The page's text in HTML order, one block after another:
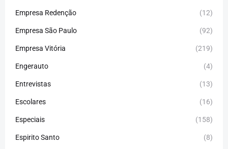
Empresa Redenção (12)
Empresa São Paulo (92)
Empresa Vitória (219)
Engerauto (4)
Entrevistas (13)
Escolares (16)
Especiais (158)
Espirito Santo (8)